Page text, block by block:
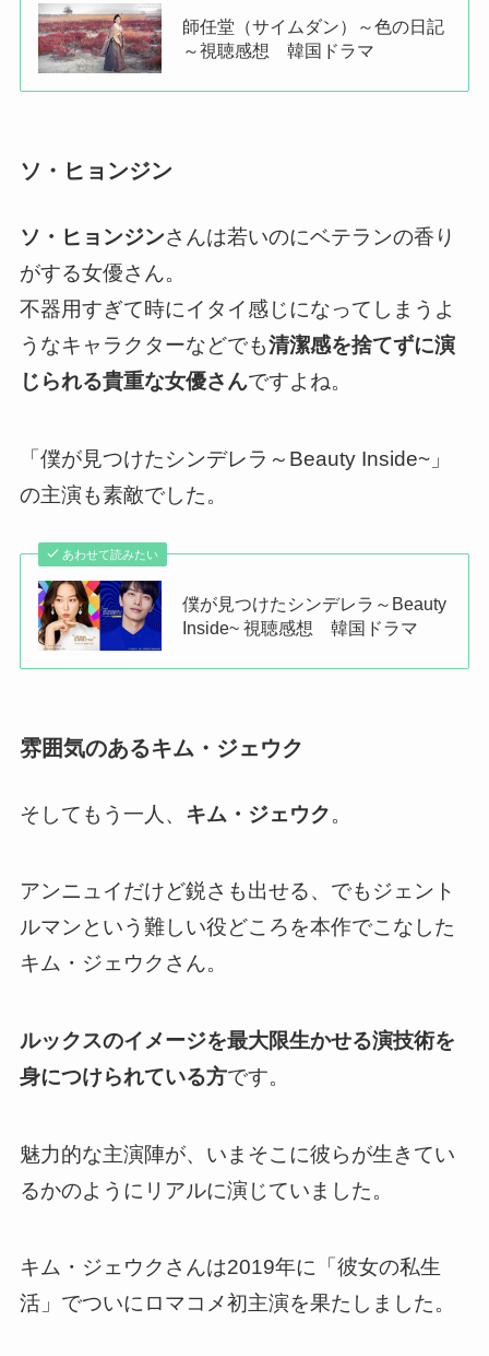
師任堂（サイムダン）～色の日記
～視聴感想 韓国ドラマ
ソ・ヒョンジン
ソ・ヒョンジンさんは若いのにベテランの香り
がする女優さん。
不器用すぎて時にイタイ感じになってしまうよ
うなキャラクターなどでも清潔感を捨てずに演
じられる貴重な女優さんですよね。
「僕が見つけたシンデレラ～Beauty Inside~」
の主演も素敵でした。
あわせて読みたい
僕が見つけたシンデレラ～Beauty
Inside~ 視聴感想 韓国ドラマ
雰囲気のあるキム・ジェウク
そしてもう一人、 キム・ジェウク。
アンニュイだけど鋭さも出せる、でもジェント
ルマンという難しい役どころを本作でこなした
キム・ジェウクさん。
ルックスのイメージを最大限生かせる演技術を
身につけられている方です。
魅力的な主演陣が、いまそこに彼らが生きてい
るかのようにリアルに演じていました。
キム・ジェウクさんは2019年に「彼女の私生
活」でついにロマコメ初主演を果たしました。